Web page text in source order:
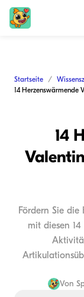
Startseite
14
Fördern Sie
mit diesen
Von